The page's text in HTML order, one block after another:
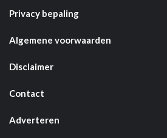
Privacy bepaling
Algemene voorwaarden
Disclaimer
Contact
Adverteren